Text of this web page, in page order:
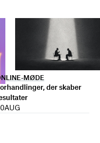
MØDE
der skaber
AUG